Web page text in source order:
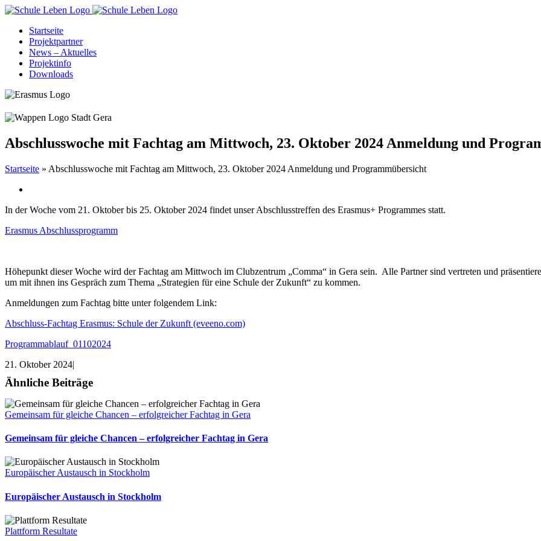
Zum
springenStartseite
Projektpartner
News – Aktuelles
Projektinfo
Downloads
Abschlusswoche mit Fachtag am Mittwoch, 23. Oktober 2024 Anmeldung und
Startseite » Abschlusswoche mit Fachtag am Mittwoch, 23. Oktober 2024 Anmeldung und Programmübersicht
In der Woche vom 21. Oktober bis 25. Oktober 2024 findet unser Abschlusstreffen des Erasmus+ Programmes statt.
Erasmus Abschlussprogramm
Höhepunkt dieser Woche wird der Fachtag am Mittwoch im Clubzentrum „Comma“ in Gera sein. Alle Partner sind vertreten und
um mit ihnen ins Gespräch zum Thema „Strategien für eine Schule der Zukunft“ zu kommen.
Anmeldungen zum Fachtag bitte unter folgendem Link:
Abschluss-Fachtag Erasmus: Schule der Zukunft (eveeno.com)
Programmablauf_01102024
21. Oktober 2024|
Ähnliche Beiträge
Gemeinsam für gleiche Chancen – erfolgreicher Fachtag in Gera
Gemeinsam für gleiche Chancen – erfolgreicher Fachtag in Gera
Europäischer Austausch in Stockholm
Europäischer Austausch in Stockholm
Plattform Resultate